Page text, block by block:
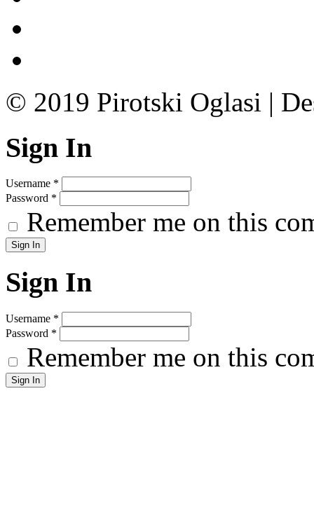
© 2019 Pirotski Oglasi |
Sign In
Username *
Password *
Remember me on this
Sign In
Username *
Password *
Remember me on this